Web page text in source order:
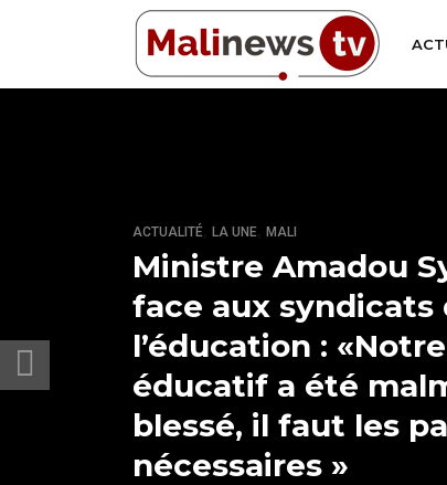
ACTUALITÉ LA UNE MALI
Ministre Amadou
face aux syndicats
l’éducation :
éducatif a été
blessé, il faut les
nécessaires »